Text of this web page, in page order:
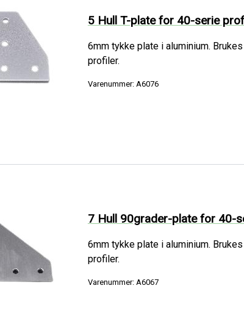
5 Hull T-plate for 40-serie
6mm tykke plate i aluminium.
profiler.
Varenummer: A6076
7 Hull 90grader-plate for 40-
6mm tykke plate i aluminium.
profiler.
Varenummer: A6067